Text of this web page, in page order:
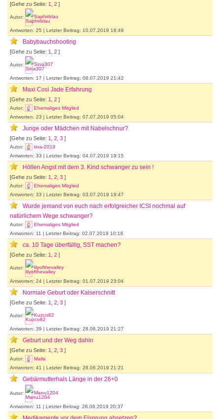
[Gehe zu Seite: 1 2 ]
Autor: Saphirblau
Antworten: 25 | Letzter Beitrag: 10.07.2019 18:49
Babybauchshooting
[Gehe zu Seite: 1 2 ]
Autor: Sina307
Antworten: 17 | Letzter Beitrag: 08.07.2019 21:42
Maxi Cosi Jade Erfahrung
[Gehe zu Seite: 1 2 ]
Autor:
Ehemaliges Mitglied
Antworten: 23 | Letzter Beitrag: 07.07.2019 05:04
Junge oder Mädchen mit Nabelschnur?
[Gehe zu Seite: 1 2 3 ]
Autor:
tina-2019
Antworten: 33 | Letzter Beitrag: 04.07.2019 19:15
Höllen Angst mit dem 3. Kind schwanger zu sein !
[Gehe zu Seite: 1 2 3 ]
Autor:
Ehemaliges Mitglied
Antworten: 33 | Letzter Beitrag: 03.07.2019 19:47
Wurde jemand von euch nach erfolgreicher ICSI nochmal auf
natürlichem Wege schwanger?
Autor:
Ehemaliges Mitglied
Antworten: 11 | Letzter Beitrag: 02.07.2019 10:16
ca. 10 Tage überfällig, SST machen?
[Gehe zu Seite: 1 2 ]
Autor: lilyofthevalley
Antworten: 24 | Letzter Beitrag: 01.07.2019 23:04
Normale Geburt oder Kaiserschnitt
[Gehe zu Seite: 1 2 3 ]
Autor: Kuzco82
Antworten: 39 | Letzter Beitrag: 28.06.2019 21:27
Geburt und der Weg dahin
[Gehe zu Seite: 1 2 3 ]
Autor:
Malla
Antworten: 41 | Letzter Beitrag: 28.06.2019 21:21
Gebärmutterhals Länge in der 26+0
Autor: Manu1204
Antworten: 11 | Letzter Beitrag: 28.06.2019 20:37